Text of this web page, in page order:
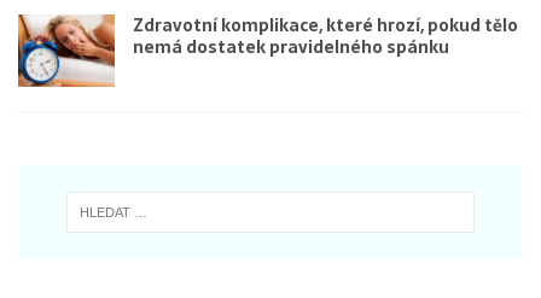
Zdravotní komplikace, které hrozí, pokud tělo
nemá dostatek pravidelného spánku